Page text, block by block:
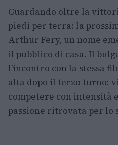
Guardando oltre la
piedi per terra: la
Arthur Fery, un nome
il pubblico di casa. Il
l’incontro con la stessa
alta dopo il terzo turno:
competere con intensità
passione ritrovata per lo